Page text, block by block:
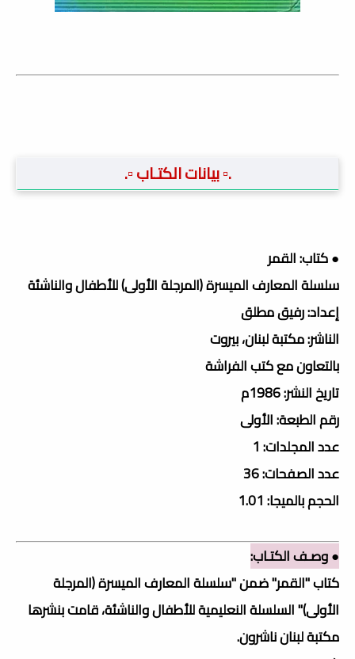
.▫️ بيانات الكتـاب ▫️.
● كتاب: القمر
سلسلة المعارف الميسرة (المرجلة الأولى) للأطفال والناشئة
إعداد: رفيق مطلق
الناشر: مكتبة لبنان، بيروت
بالتعاون مع كتب الفراشة
تاريخ النشر: 1986م
رقم الطبعة: الأولى
عدد المجلدات: 1
عدد الصفحات: 36
الحجم بالميجا: 1.01
● وصـف الكتـاب:
كتاب "القمر" ضمن "سلسلة المعارف الميسرة (المرجلة
الأولى)" السلسلة النعليمية للأطفال والناشئة، قامت بنشرها
مكتبة لبنان ناشرون.